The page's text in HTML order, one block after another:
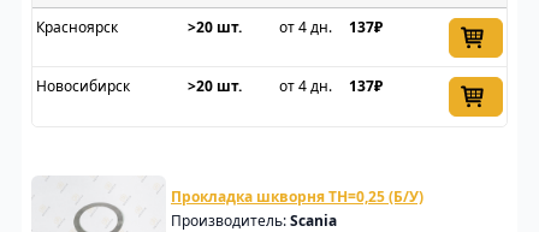
Красноярск
>20 шт. от 4 дн. 137₽
Новосибирск >20 шт. от 4 дн. 137₽
Прокладка шкворня TH=0,25 (Б/У)
Производитель:Scania